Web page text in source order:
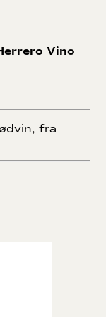
Vino
fra